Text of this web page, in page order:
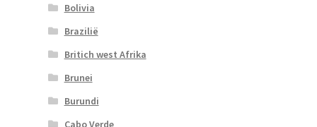
Bolivia
Brazilië
Britich west Afrika
Brunei
Burundi
Cabo Verde